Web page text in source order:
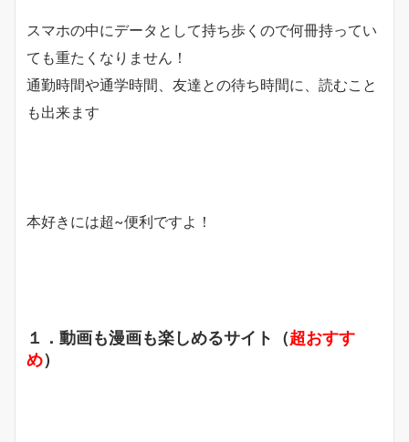
スマホの中にデータとして持ち歩くので何冊持ってい
ても重たくなりません！
通勤時間や通学時間、友達との待ち時間に、読むこと
も出来ます
本好きには超~便利ですよ！
１．動画も漫画も楽しめるサイト（超おすす
め）